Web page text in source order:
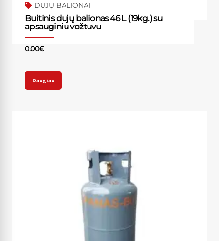
DUJŲ BALIONAI
Buitinis dujų balionas 46 L (19kg.) su
apsauginiu vožtuvu
0.00€
Daugiau